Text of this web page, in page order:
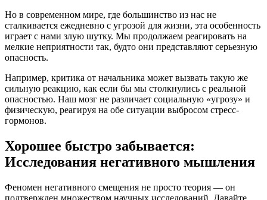
Но в современном мире, где большинство из нас не
сталкивается ежедневно с угрозой для жизни, эта особенность
играет с нами злую шутку. Мы продолжаем реагировать на
мелкие неприятности так, будто они представляют серьезную
опасность.
Например, критика от начальника может вызвать такую же
сильную реакцию, как если бы мы столкнулись с реальной
опасностью. Наш мозг не различает социальную «угрозу» и
физическую, реагируя на обе ситуации выбросом стресс-
гормонов.
Хорошее быстро забывается:
Исследования негативного мышления
Феномен негативного смещения не просто теория — он
подтвержден множеством научных исследований. Давайте